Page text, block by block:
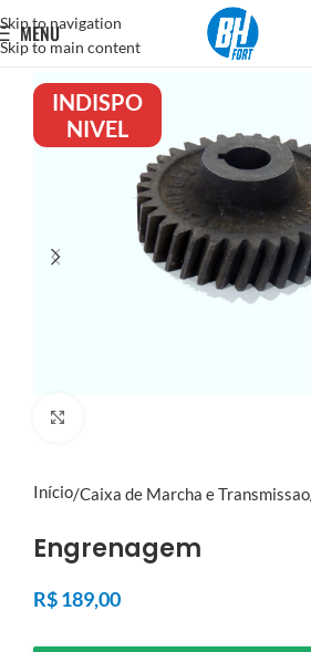
Skip to navigation
Skip to main content
MENU
INDISPO
NIVEL
Início Caixa de Marcha e Transmissao
Engrenagem
R$189,00